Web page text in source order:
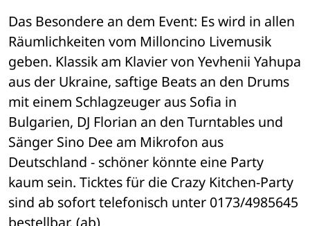
Das Besondere an dem Event: Es wird in allen
Räumlichkeiten vom Milloncino Livemusik
geben. Klassik am Klavier von Yevhenii Yahupa
aus der Ukraine, saftige Beats an den Drums
mit einem Schlagzeuger aus Sofia in
Bulgarien, DJ Florian an den Turntables und
Sänger Sino Dee am Mikrofon aus
Deutschland - schöner könnte eine Party
kaum sein. Ticktes für die Crazy Kitchen-Party
sind ab sofort telefonisch unter 0173/4985645
bestellbar. (ab)